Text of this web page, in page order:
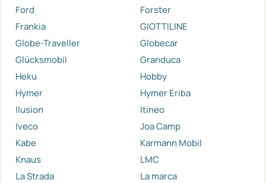
Ford
Forster
Frankia
GIOTTILINE
Globe-Traveller
Globecar
Glücksmobil
Granduca
Heku
Hobby
Hymer
Hymer Eriba
Ilusion
Itineo
Iveco
Joa Camp
Kabe
Karmann Mobil
Knaus
LMC
La Strada
La marca